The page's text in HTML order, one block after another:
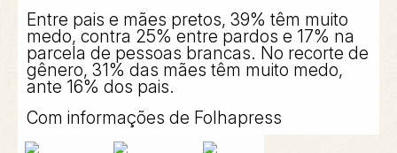
Entre pais e mães pretos, 39% têm muito
medo, contra 25% entre pardos e 17% na
parcela de pessoas brancas. No recorte de
gênero, 31% das mães têm muito medo,
ante 16% dos pais.
Com informações de Folhapress